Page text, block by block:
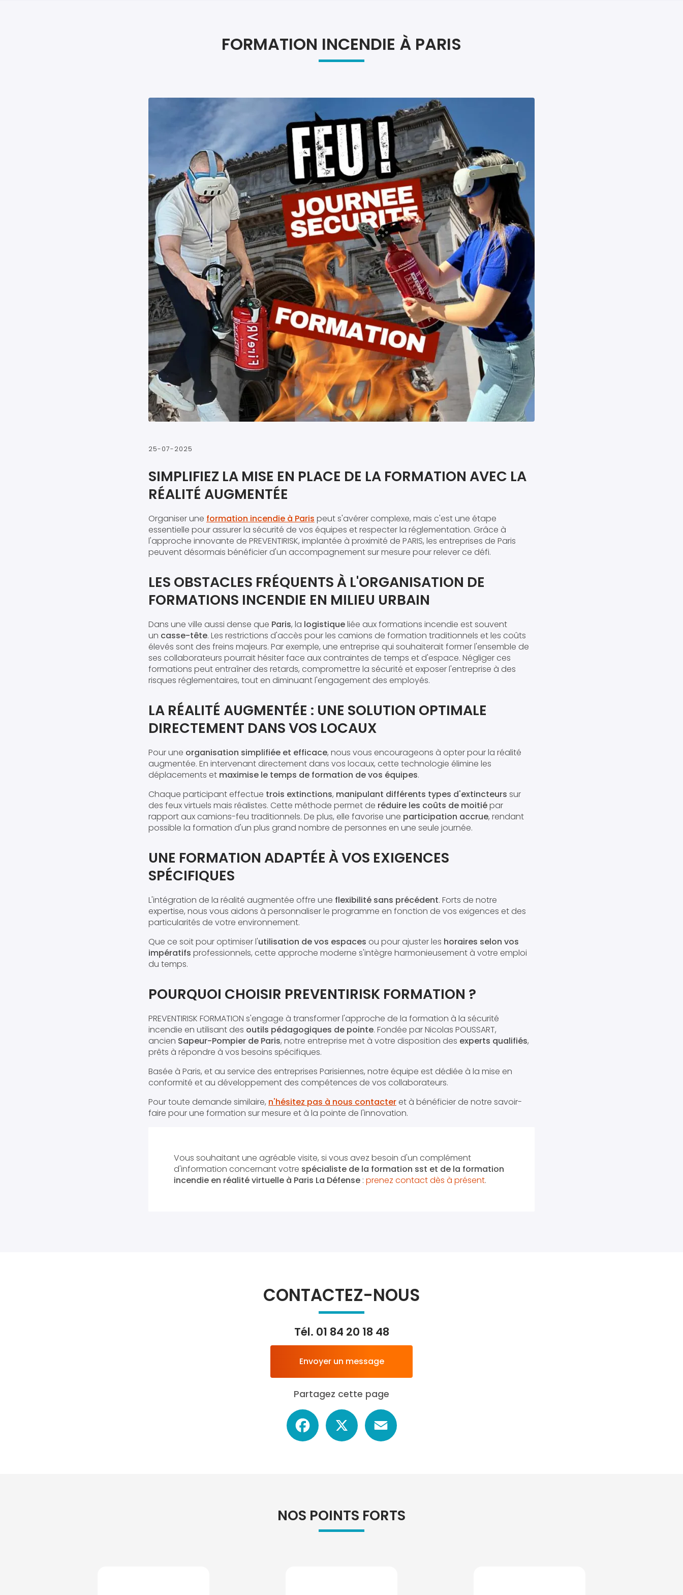
FORMATION INCENDIE À PARIS
25-07-2025
SIMPLIFIEZ LA MISE EN PLACE DE LA FORMATION AVEC LA
RÉALITÉ AUGMENTÉE
Organiser une formation incendie à Paris peut s'avérer complexe, mais c'est une étape
essentielle pour assurer la sécurité de vos équipes et respecter la réglementation. Grâce à
l'approche innovante de PREVENTIRISK, implantée à proximité de PARIS, les entreprises de Paris
peuvent désormais bénéficier d'un accompagnement sur mesure pour relever ce défi.
LES OBSTACLES FRÉQUENTS À L'ORGANISATION DE
FORMATIONS INCENDIE EN MILIEU URBAIN
Dans une ville aussi dense que Paris, la logistiqueliée aux formations incendie est souvent
un casse-tête. Les restrictions d'accès pour les camions de formation traditionnels et les coûts
élevés sont des freins majeurs. Par exemple, une entreprise qui souhaiterait former l'ensemble de
ses collaborateurs pourrait hésiter face aux contraintes de temps et d'espace. Négliger ces
formations peut entraîner des retards, compromettre la sécurité et exposer l'entreprise à des
risques réglementaires, tout en diminuant l'engagement des employés.
LA RÉALITÉ AUGMENTÉE : UNE SOLUTION OPTIMALE
DIRECTEMENT DANS VOS LOCAUX
Pour une organisation simplifiée et efficace, nous vous encourageons à opter pour la réalité
augmentée. En intervenant directement dans vos locaux, cette technologie élimine les
déplacements et maximise le temps de formation de vos équipes.
Chaque participant effectue trois extinctions, manipulant différents types d'extincteurs sur
des feux virtuels mais réalistes. Cette méthode permet de réduire les coûts de moitiépar
rapport aux camions-feu traditionnels. De plus, elle favorise une participation accrue, rendant
possible la formation d'un plus grand nombre de personnes en une seule journée.
UNE FORMATION ADAPTÉE À VOS EXIGENCES
SPÉCIFIQUES
L'intégration de la réalité augmentée offre une flexibilité sans précédent. Forts de notre
expertise, nous vous aidons à personnaliser le programme en fonction de vos exigences et des
particularités de votre environnement.
Que ce soit pour optimiser l'utilisation de vos espaces ou pour ajuster les horaires selon vos
impératifs professionnels, cette approche moderne s'intègre harmonieusement à votre emploi
du temps.
POURQUOI CHOISIR PREVENTIRISK FORMATION ?
PREVENTIRISK FORMATION s'engage à transformer l'approche de la formation à la sécurité
incendie en utilisant des outils pédagogiques de pointe. Fondée par Nicolas POUSSART,
ancien Sapeur-Pompier de Paris, notre entreprise met à votre disposition des experts qualifiés,
prêts à répondre à vos besoins spécifiques.
Basée à Paris, et au service des entreprises Parisiennes, notre équipe est dédiée à la mise en
conformité et au développement des compétences de vos collaborateurs.
Pour toute demande similaire, n'hésitez pas à nous contacteret à bénéficier de notre savoir-
faire pour une formation sur mesure et à la pointe de l'innovation.
Vous souhaitant une agréable visite, si vous avez besoin d'un complément
d'information concernant votre spécialiste de la formation sst et de la formation
incendie en réalité virtuelle à Paris La Défense : prenez contact dès à présent.
CONTACTEZ-NOUS
Tél. 01 84 20 18 48
Envoyer un message
Partagez cette page
Facebook
NOS POINTS FORTS